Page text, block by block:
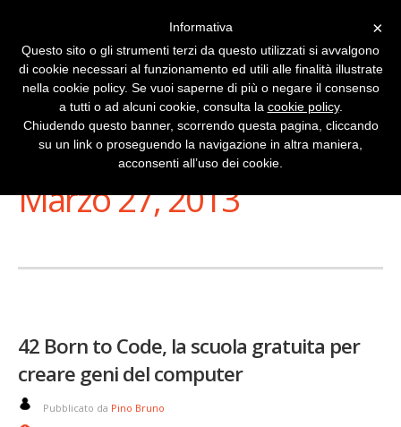
Stai Visualizzando
Marzo 27, 2013
42 Born to Code, la scuola gratuita per
creare geni del computer
Pubblicato da Pino Bruno
×
Informativa
Questo sito o gli strumenti terzi da questo utilizzati si avvalgono
di cookie necessari al funzionamento ed utili alle finalità illustrate
nella cookie policy. Se vuoi saperne di più o negare il consenso
a tutti o ad alcuni cookie, consulta la cookie policy.
Chiudendo questo banner, scorrendo questa pagina, cliccando
su un link o proseguendo la navigazione in altra maniera,
acconsenti all’uso dei cookie.